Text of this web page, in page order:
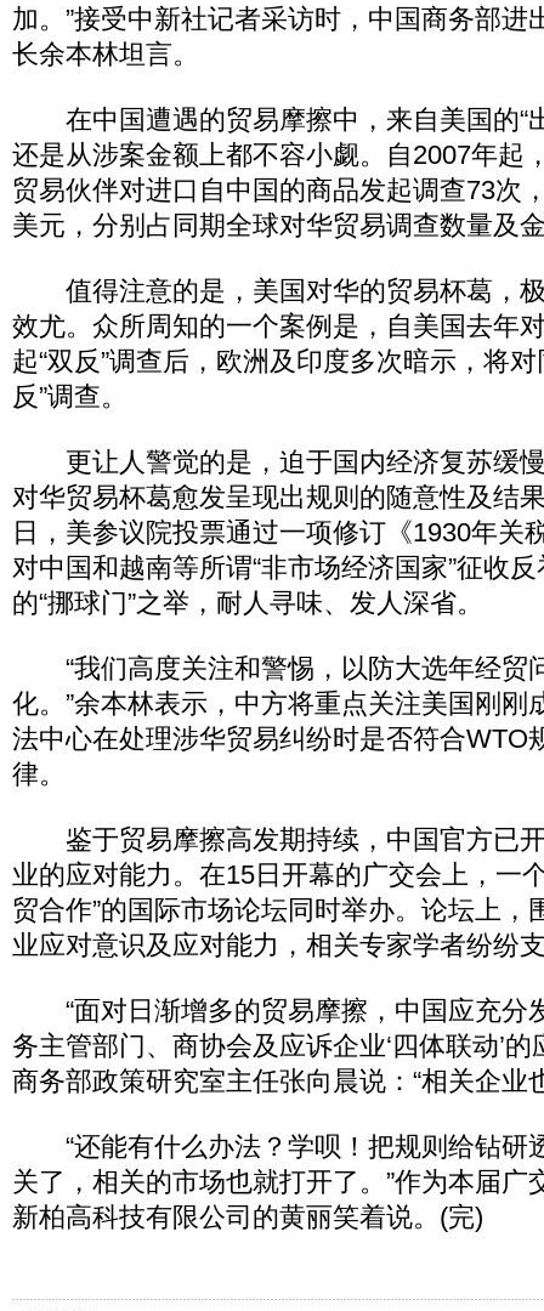
加。”接受中新社记者采访时，中国商务部进
长余本林坦言。
在中国遭遇的贸易摩擦中，来自美国的“
还是从涉案金额上都不容小觑。自2007年起
贸易伙伴对进口自中国的商品发起调查73次
美元，分别占同期全球对华贸易调查数量及
值得注意的是，美国对华的贸易杯葛，
效尤。众所周知的一个案例是，自美国去年
起“双反”调查后，欧洲及印度多次暗示，将
反”调查。
更让人警觉的是，迫于国内经济复苏缓
对华贸易杯葛愈发呈现出规则的随意性及结
日，美参议院投票通过一项修订《1930年关
对中国和越南等所谓“非市场经济国家”征收
的“挪球门”之举，耐人寻味、发人深省。
“我们高度关注和警惕，以防大选年经贸
化。”余本林表示，中方将重点关注美国刚刚
法中心在处理涉华贸易纠纷时是否符合WTO
律。
鉴于贸易摩擦高发期持续，中国官方已
业的应对能力。在15日开幕的广交会上，一
贸合作”的国际市场论坛同时举办。论坛上，
业应对意识及应对能力，相关专家学者纷纷
“面对日渐增多的贸易摩擦，中国应充分
务主管部门、商协会及应诉企业‘四体联动’
商务部政策研究室主任张向晨说：“相关企业
“还能有什么办法？学呗！把规则给钻研
关了，相关的市场也就打开了。”作为本届广
新柏高科技有限公司的黄丽笑着说。(完)